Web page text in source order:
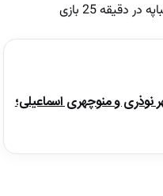
دقیقه 25 بازی
و منوچهری اسماعیلی؛